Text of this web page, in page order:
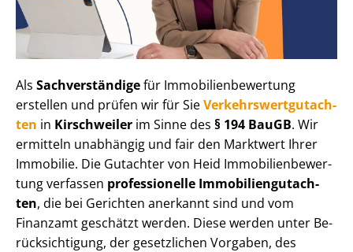
Als Sachverständigefür Im­mo­bi­li­en­be­wer­tung
erstellen und prüfen wir für SieVer­kehrs­wert­gut­ach­
ten in Kirschweiler im Sinne des § 194 BauGB. Wir
ermitteln unabhängig und fair den Marktwert Ihrer
Immobilie. Die Gutachter von Heid Im­mo­bi­li­en­be­wer­
tung verfassen professionelle Im­mo­bi­li­en­gut­ach­
ten, die bei Gerichten anerkannt sind und vom
Finanzamt geschätzt werden. Diese werden unter Be­
rück­sich­ti­gung, der gesetzlichen Vorgaben, des